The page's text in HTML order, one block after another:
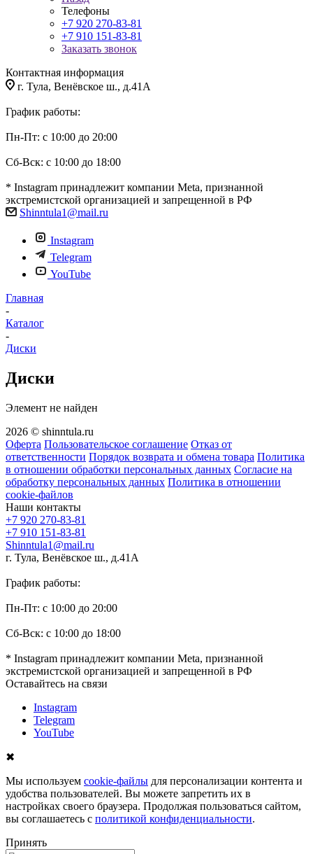
Телефоны
+7 920 270-83-81
+7 910 151-83-81
Заказать звонок
Контактная информация
г. Тула, Венёвское ш., д.41А
График работы:
Пн-Пт: с 10:00 до 20:00
Сб-Вск: с 10:00 до 18:00
* Instagram принадлежит компании Meta, признанной
экстремистской организацией и запрещенной в РФ
Shinntula1@mail.ru
Instagram
Telegram
YouTube
Главная
-
Каталог
-
Диски
Диски
Элемент не найден
2026 © shinntula.ru
Оферта Пользовательское соглашение Отказ от
ответственности Порядок возврата и обмена товара Политика
в отношении обработки персональных данных Согласие на
обработку персональных данных Политика в отношении
cookie-файлов
Наши контакты
+7 920 270-83-81
+7 910 151-83-81
Shinntula1@mail.ru
г. Тула, Венёвское ш., д.41А
График работы:
Пн-Пт: с 10:00 до 20:00
Сб-Вск: с 10:00 до 18:00
* Instagram принадлежит компании Meta, признанной
экстремистской организацией и запрещенной в РФ
Оставайтесь на связи
Instagram
Telegram
YouTube
✖
Мы используем cookie-файлы для персонализации контента и
удобства пользователей. Вы можете запретить их в
настройках своего браузера. Продолжая пользоваться сайтом,
вы соглашаетесь с политикой конфиденциальности.
Принять